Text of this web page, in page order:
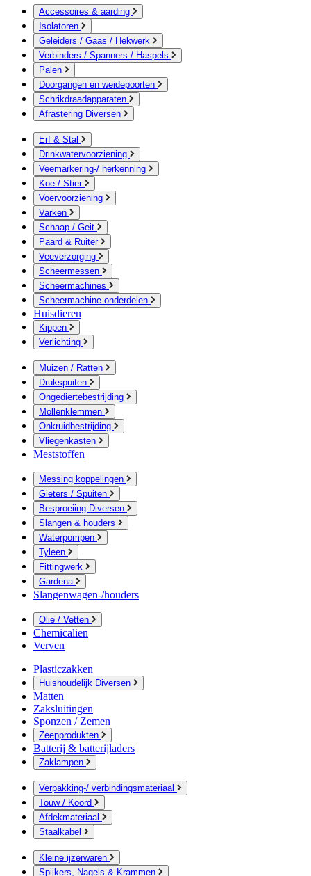
Accessoires & aarding
Isolatoren
Geleiders / Gaas / Hekwerk
Verbinders / Spanners / Haspels
Palen
Doorgangen en weidepoorten
Schrikdraadapparaten
Afrastering Diversen
Erf & Stal
Drinkwatervoorziening
Veemarkering-/ herkenning
Koe / Stier
Voervoorziening
Varken
Schaap / Geit
Paard & Ruiter
Veeverzorging
Scheermessen
Scheermachines
Scheermachine onderdelen
Huisdieren
Kippen
Verlichting
Muizen / Ratten
Drukspuiten
Ongediertebestrijding
Mollenklemmen
Onkruidbestrijding
Vliegenkasten
Meststoffen
Messing koppelingen
Gieters / Spuiten
Besproeiing Diversen
Slangen & houders
Waterpompen
Tyleen
Fittingwerk
Gardena
Slangenwagen-/houders
Olie / Vetten
Chemicalien
Verven
Plasticzakken
Huishoudelijk Diversen
Matten
Zaksluitingen
Sponzen / Zemen
Zeepprodukten
Batterij & batterijladers
Zaklampen
Verpakking-/ verbindingsmateriaal
Touw / Koord
Afdekmateriaal
Staalkabel
Kleine ijzerwaren
Spijkers, Nagels & Krammen